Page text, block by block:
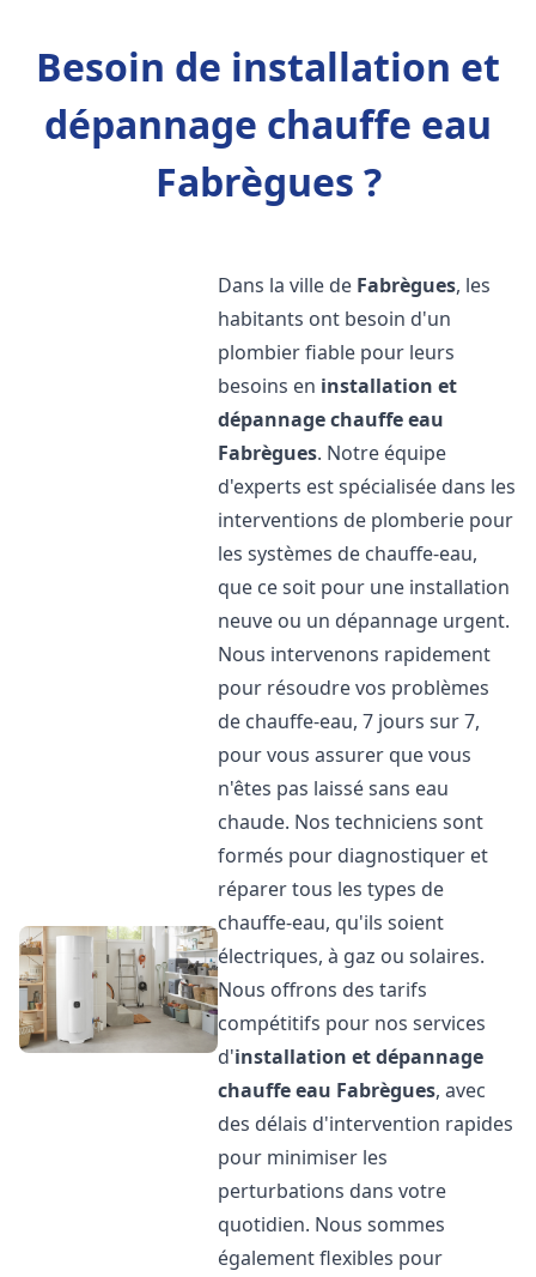
Besoin de installation et
dépannage chauffe eau
Fabrègues ?
Dans la ville de Fabrègues, les
habitants ont besoin d'un
plombier fiable pour leurs
besoins en installation et
dépannage chauffe eau
Fabrègues. Notre équipe
d'experts est spécialisée dans les
interventions de plomberie pour
les systèmes de chauffe-eau,
que ce soit pour une installation
neuve ou un dépannage urgent.
Nous intervenons rapidement
pour résoudre vos problèmes
de chauffe-eau, 7 jours sur 7,
pour vous assurer que vous
n'êtes pas laissé sans eau
chaude. Nos techniciens sont
formés pour diagnostiquer et
réparer tous les types de
chauffe-eau, qu'ils soient
électriques, à gaz ou solaires.
Nous offrons des tarifs
compétitifs pour nos services
d'installation et dépannage
chauffe eau Fabrègues, avec
des délais d'intervention rapides
pour minimiser les
perturbations dans votre
quotidien. Nous sommes
également flexibles pour